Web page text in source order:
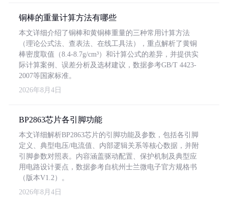
铜棒的重量计算方法有哪些
本文详细介绍了铜棒和黄铜棒重量的三种常用计算方法
（理论公式法、查表法、在线工具法），重点解析了黄铜
棒密度取值（8.4-8.7g/cm³）和计算公式的差异，并提供实
际计算案例、误差分析及选材建议，数据参考GB/T 4423-
2007等国家标准。
2026年8月4日
BP2863芯片各引脚功能
本文详细解析BP2863芯片的引脚功能及参数，包括各引脚
定义、典型电压/电流值、内部逻辑关系等核心数据，并附
引脚参数对照表。内容涵盖驱动配置、保护机制及典型应
用电路设计要点，数据参考自杭州士兰微电子官方规格书
（版本V1.2）。
2026年8月4日